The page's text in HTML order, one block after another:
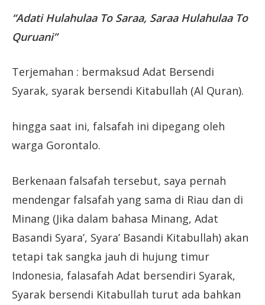
“Adati Hulahulaa To Saraa, Saraa Hulahulaa To
Quruani”
Terjemahan : bermaksud Adat Bersendi
Syarak, syarak bersendi Kitabullah (Al Quran).
hingga saat ini, falsafah ini dipegang oleh
warga Gorontalo.
Berkenaan falsafah tersebut, saya pernah
mendengar falsafah yang sama di Riau dan di
Minang (Jika dalam bahasa Minang, Adat
Basandi Syara’, Syara’ Basandi Kitabullah) akan
tetapi tak sangka jauh di hujung timur
Indonesia, falasafah Adat bersendiri Syarak,
Syarak bersendi Kitabullah turut ada bahkan